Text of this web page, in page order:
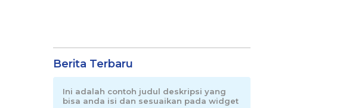
Berita Terbaru
Ini adalah contoh judul deskripsi yang
bisa anda isi dan sesuaikan pada widget